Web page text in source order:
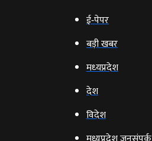
ई‑पेपर
बड़ी खबर
मध्‍यप्रदेश
देश
विदेश